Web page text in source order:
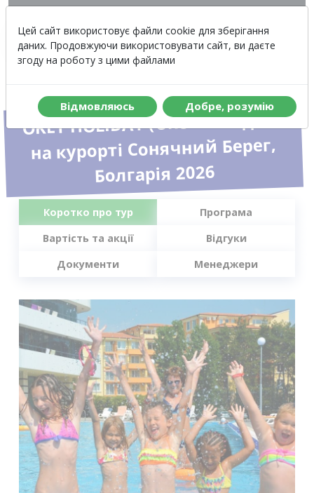
Цей сайт використовує файли cookie для зберігання
даних. Продовжуючи використовувати сайт, ви даєте
згоду на роботу з цими файлами
Вiдмовляюсь Добре, розумiю
Меню Вартість
OKEY HOLIDAY (Окей Холідей)
на курорті Сонячний Берег,
Болгарія 2026
Коротко про тур
Програма
Вартість та акції
Відгуки
Документи
Менеджери